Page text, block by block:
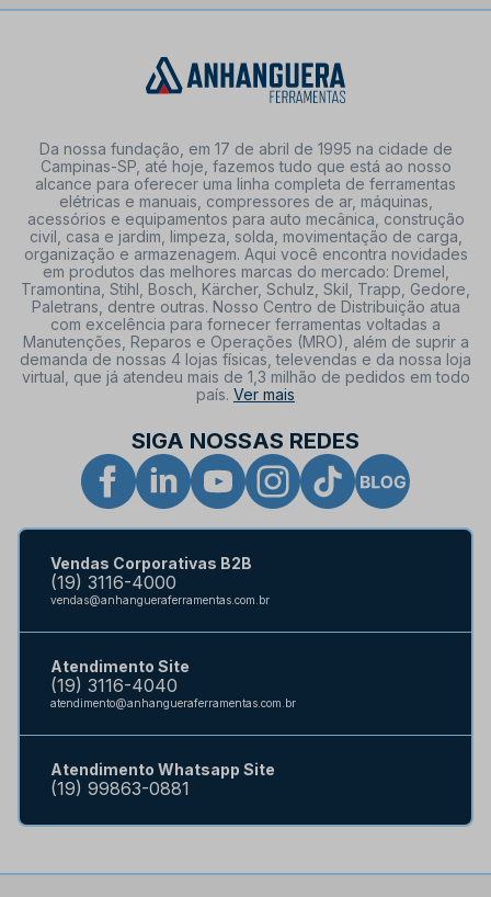
Da nossa fundação, em 17 de abril de 1995 na cidade de
Campinas-SP, até hoje, fazemos tudo que está ao nosso
alcance para oferecer uma linha completa de ferramentas
elétricas e manuais, compressores de ar, máquinas,
acessórios e equipamentos para auto mecânica, construção
civil, casa e jardim, limpeza, solda, movimentação de carga,
organização e armazenagem. Aqui você encontra novidades
em produtos das melhores marcas do mercado: Dremel,
Tramontina, Stihl, Bosch, Kärcher, Schulz, Skil, Trapp, Gedore,
Paletrans, dentre outras. Nosso Centro de Distribuição atua
com excelência para fornecer ferramentas voltadas a
Manutenções, Reparos e Operações (MRO), além de suprir a
demanda de nossas 4 lojas físicas, televendas e da nossa loja
virtual, que já atendeu mais de 1,3 milhão de pedidos em todo
país. Ver mais
SIGA NOSSAS REDES
Vendas Corporativas B2B
(19) 3116-4000
vendas@anhangueraferramentas.com.br
Atendimento Site
(19) 3116-4040
atendimento@anhangueraferramentas.com.br
Atendimento Whatsapp Site
(19) 99863-0881